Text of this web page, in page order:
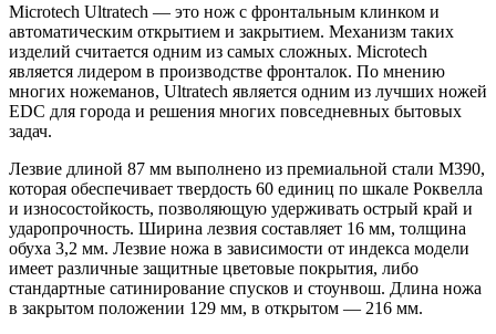
Microtech Ultratech — это нож с фронтальным клинком и
автоматическим открытием и закрытием. Механизм таких
изделий считается одним из самых сложных. Microtech
является лидером в производстве фронталок. По мнению
многих ножеманов, Ultratech является одним из лучших ножей
EDC для города и решения многих повседневных бытовых
задач.
Лезвие длиной 87 мм выполнено из премиальной стали M390,
которая обеспечивает твердость 60 единиц по шкале Роквелла
и износостойкость, позволяющую удерживать острый край и
ударопрочность. Ширина лезвия составляет 16 мм, толщина
обуха 3,2 мм. Лезвие ножа в зависимости от индекса модели
имеет различные защитные цветовые покрытия, либо
стандартные сатинирование спусков и стоунвош. Длина ножа
в закрытом положении 129 мм, в открытом — 216 мм.